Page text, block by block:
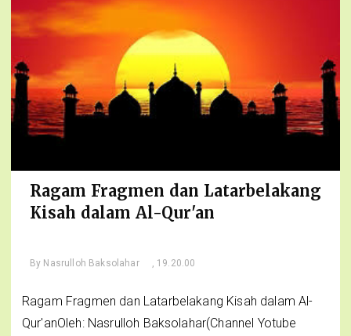
Ragam Fragmen dan Latarbelakang
Kisah dalam Al-Qur'an
By Nasrulloh Baksolahar , 19.20.00
Ragam Fragmen dan Latarbelakang Kisah dalam Al-
Qur'anOleh: Nasrulloh Baksolahar(Channel Yotube